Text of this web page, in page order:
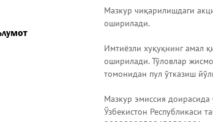
Мазкур чиқарилишдаги
оширилади.
Имтиёзли хуқуқнинг амал
оширилади. Тўловлар
томонидан пул ўтказиш
Мазкур эмиссия
Ўзбекистон